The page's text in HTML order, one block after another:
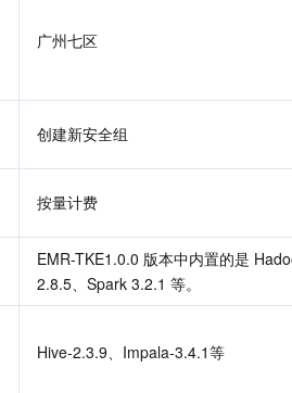
广州七区
创建新安全组
按量计费
EMR-TKE1.0.0 版本中内置的是
2.8.5、Spark 3.2.1 等。
Hive-2.3.9、Impala-3.4.1等